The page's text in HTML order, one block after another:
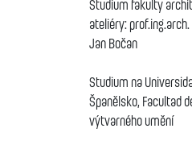
Studium fakulty
ateliéry:
Jan Bočan
Studium na
Španělsko, Facultad
výtvarného umění